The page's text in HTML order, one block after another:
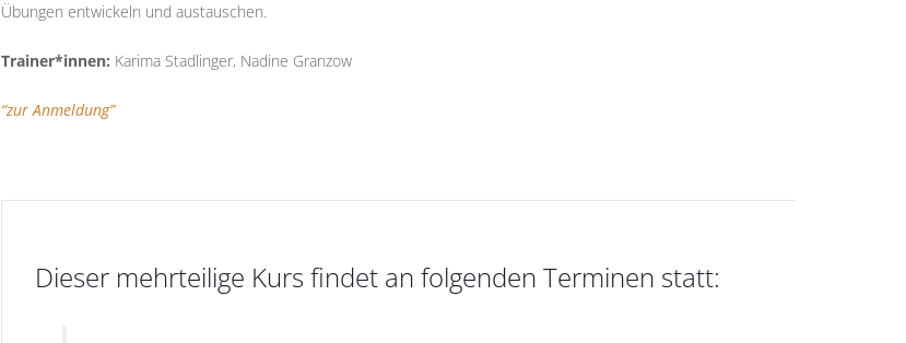
Übungen entwickeln und austauschen.
Trainer*innen: Karima Stadlinger, Nadine Granzow
“zur Anmeldung”
Dieser mehrteilige Kurs findet an folgenden Terminen statt: